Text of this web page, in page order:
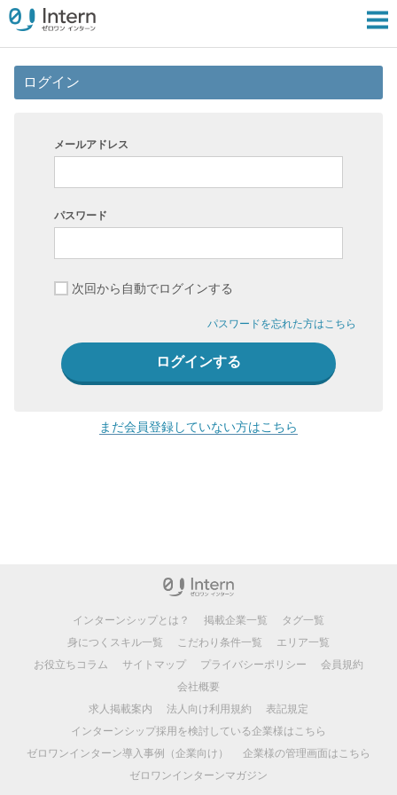
ログイン
メールアドレス
パスワード
次回から自動でログインする
パスワードを忘れた方はこちら
まだ会員登録していない方はこちら
インターンシップとは？ 掲載企業一覧
タグ一覧
身につくスキル一覧
こだわり条件一覧
エリア一覧
お役立ちコラム
サイトマップ プライバシーポリシー
会員規約
会社概要
求人掲載案内
法人向け利用規約
表記規定
インターンシップ採用を検討している企業様はこちら
ゼロワンインターン導入事例（企業向け）
企業様の管理画面はこちら
ゼロワンインターンマガジン